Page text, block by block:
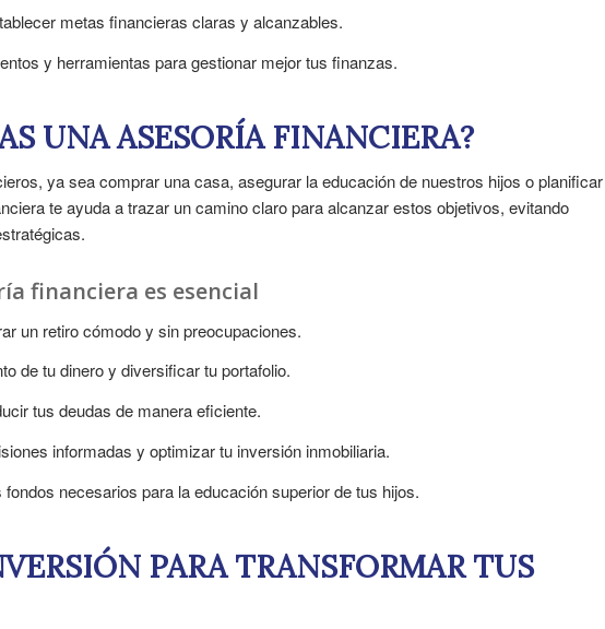
metas financieras claras y alcanzables.
y herramientas para gestionar mejor tus finanzas.
UNA ASESORÍA FINANCIERA?
ya sea comprar una casa, asegurar la educación de nuestros hijos o planificar
te ayuda a trazar un camino claro para alcanzar estos objetivos, evitando
financiera es esencial
un retiro cómodo y sin preocupaciones.
de tu dinero y diversificar tu portafolio.
tus deudas de manera eficiente.
informadas y optimizar tu inversión inmobiliaria.
necesarios para la educación superior de tus hijos.
PARA TRANSFORMAR TUS